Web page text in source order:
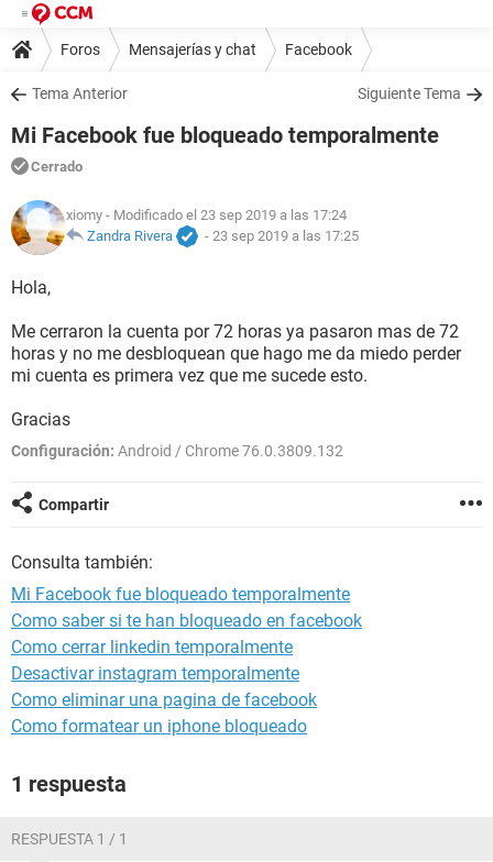
Foros Mensajerías y chat Facebook
Tema Anterior Siguiente Tema
Mi Facebook fue bloqueado temporalmente
Cerrado
xiomy - Modificado el 23 sep 2019 a las 17:24
Zandra Rivera
- 23 sep 2019 a las 17:25
Hola,
Me cerraron la cuenta por 72 horas ya pasaron mas de 72
horas y no me desbloquean que hago me da miedo perder
mi cuenta es primera vez que me sucede esto.
Gracias
Configuración: Android / Chrome 76.0.3809.132
Compartir
Consulta también:
Mi Facebook fue bloqueado temporalmente
Como saber si te han bloqueado en facebook
Como cerrar linkedin temporalmente
Desactivar instagram temporalmente
Como eliminar una pagina de facebook
Como formatear un iphone bloqueado
1 respuesta
RESPUESTA 1 / 1